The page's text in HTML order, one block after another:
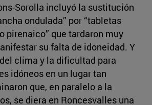
Sorolla incluyó la sustitución
ondulada” por “tabletas
pirenaico” que tardaron muy
su falta de idoneidad. Y
clima y la dificultad para
idóneos en un lugar tan
que, en paralelo a la
se diera en Roncesvalles una